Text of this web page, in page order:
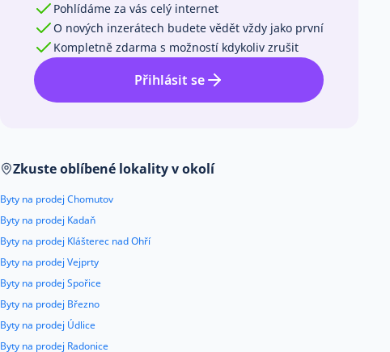
Pohlídáme za vás celý internet
O nových inzerátech budete vědět vždy jako první
Kompletně zdarma s možností kdykoliv zrušit
Přihlásit se
Zkuste oblíbené lokality v okolí
Byty na prodej Chomutov
Byty na prodej Kadaň
Byty na prodej Klášterec nad Ohří
Byty na prodej Vejprty
Byty na prodej Spořice
Byty na prodej Březno
Byty na prodej Údlice
Byty na prodej Radonice